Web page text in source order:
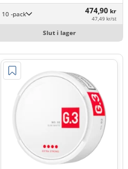
10 -pack 474,90 kr
47,49 kr/st
Slut i lager